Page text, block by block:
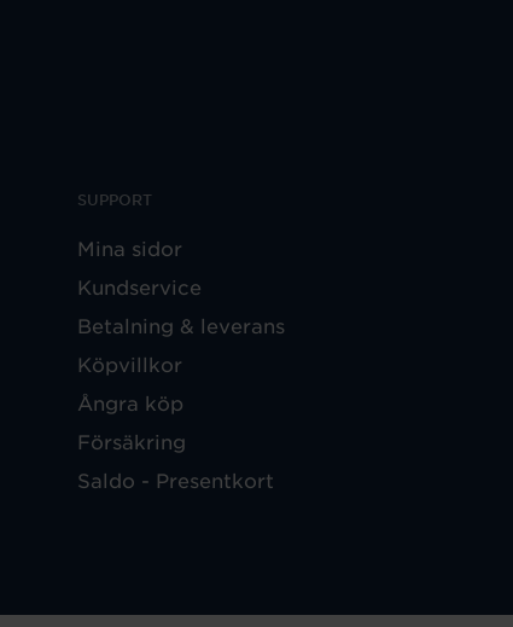
SUPPORT
Mina sidor
Kundservice
Betalning & leverans
Köpvillkor
Ångra köp
Försäkring
Saldo - Presentkort